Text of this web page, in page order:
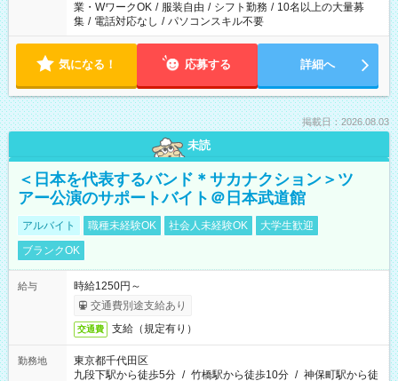
業・WワークOK / 服装自由 / シフト勤務 / 10名以上の大量募
集 / 電話対応なし / パソコンスキル不要
気になる！ 応募する 詳細へ
掲載日：2026.08.03
未読
＜日本を代表するバンド＊サカナクション＞ツ
アー公演のサポートバイト＠日本武道館
アルバイト 職種未経験OK 社会人未経験OK
大学生歓迎
ブランクOK
給与
時給1250円～
交通費別途支給あり
交通費 支給（規定有り）
勤務地
東京都千代田区
九段下駅から徒歩5分 / 竹橋駅から徒歩10分 / 神保町駅から徒